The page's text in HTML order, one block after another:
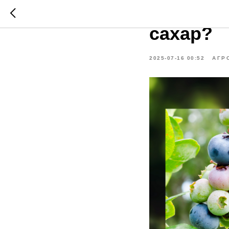
Как
сахар?
2025-07-16 00:52